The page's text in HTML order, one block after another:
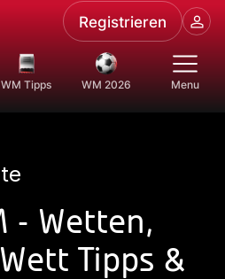
Registrieren
WM Tipps WM 2026 Menu
- Wetten,
Tipps &